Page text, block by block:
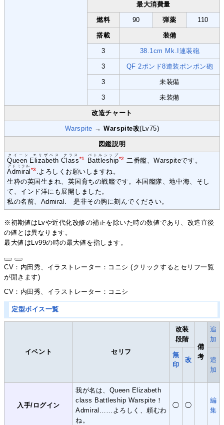
最大消費量
燃料 90 弾薬 110
搭載 装備
3 38.1cm Mk.I連装砲
3 QF 2ポンド8連装ポンポン砲
3 未装備
3 未装備
改造チャート
Warspite →Warspite改(Lv75)
図鑑説明
Queen Elizabeth Class
クイーン エリザベス クラス
*1 Battleship
バトルシップ
*2 二番艦、Warspiteです。
Admiral
アドミラル
*3.よろしくお願いしますね。
生粋の英国生まれ、英国育ちの戦艦です。本国艦隊、地中海、そし
て、インド洋にも展開しました。
私の名前、Admiral. 是非その胸に刻んでください。
※初期値はLvや近代化改修の補正を除いた時の数値であり、改造直後
の値とは異なります。
最大値はLv99の時の最大値を指します。
CV：内田秀、イラストレーター：コニシ (クリックするとセリフ一覧
が開きます)
CV：内田秀、イラストレーター：コニシ
定型ボイス一覧
イベント セリフ
改装
段階
備
考
追
加
無
印
改
追
加
入手/ログイン
我が名は、Queen Elizabeth
class Battleship Warspite！
Admiral……よろしく、頼むわ
ね。
◯ ◯
編
集